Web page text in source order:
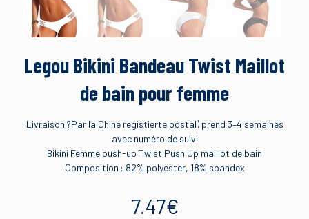
Legou Bikini Bandeau Twist Maillot
de bain pour femme
Livraison ?Par la Chine registierte postal) prend 3–4 semaines
avec numéro de suivi
Bikini Femme push-up Twist Push Up maillot de bain
Composition : 82% polyester, 18% spandex
7.47€